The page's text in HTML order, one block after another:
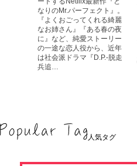
なりのMr.パーフェクト』。
『よくおごってくれる綺麗
なお姉さん』『ある春の夜
に』など、純愛ストーリー
の一途な恋人役から、近年
は社会派ドラマ『D.P.-脱走
兵追…
人気タグ